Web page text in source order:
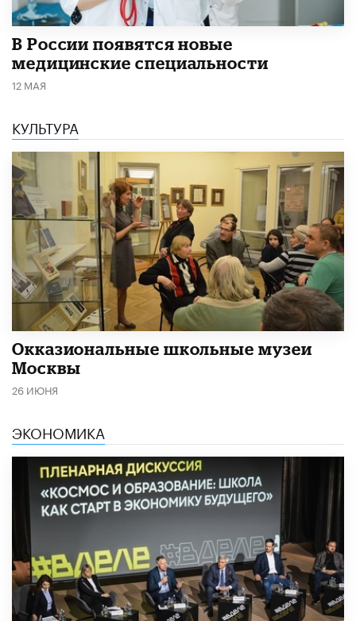
В России появятся новые
медицинские специальности
12 МАЯ
КУЛЬТУРА
​Окказиональные школьные музеи
Москвы
26 ИЮНЯ
ЭКОНОМИКА